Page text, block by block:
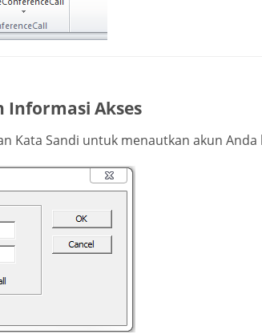
Informasi Akses
Kata Sandi untuk menautkan akun Anda